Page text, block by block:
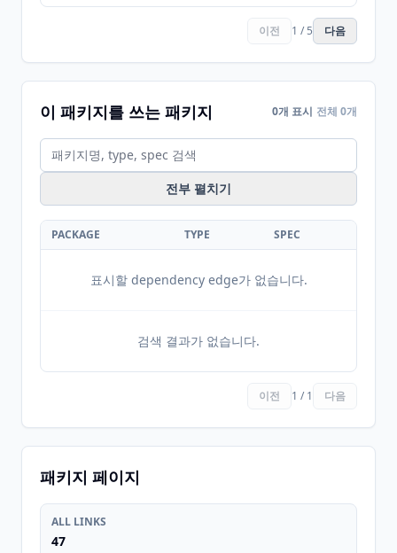
이전 1 / 5 다음
이 패키지를 쓰는 패키지 0개 표시 전체 0개
전부 펼치기
PACKAGE TYPE SPEC
표시할 dependency edge가 없습니다.
검색 결과가 없습니다.
이전 1 / 1 다음
패키지 페이지
ALL LINKS
47